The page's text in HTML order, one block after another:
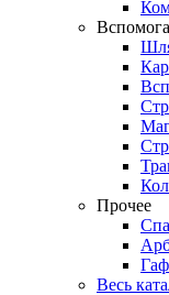
Прочее
Весь